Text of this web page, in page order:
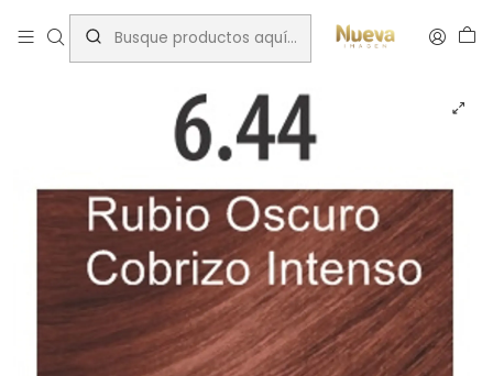
Cromatone TINTURA CROMATONE COOPER 60 ML 6.44